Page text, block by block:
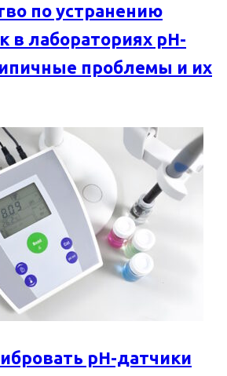
по устранению
в лабораториях pH-
проблемы и их
pH-датчики